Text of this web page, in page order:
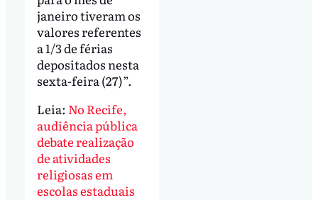
janeiro tiveram os
valores referentes
a 1/3 de férias
depositados nesta
sexta-feira (27)”.
Leia: No Recife,
audiência pública
debate realização
de atividades
religiosas em
escolas estaduais